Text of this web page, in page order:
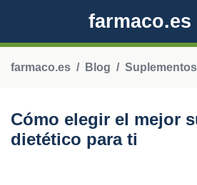
farmaco.es
farmaco.es Blog
Cómo elegir el mejor
dietético para ti